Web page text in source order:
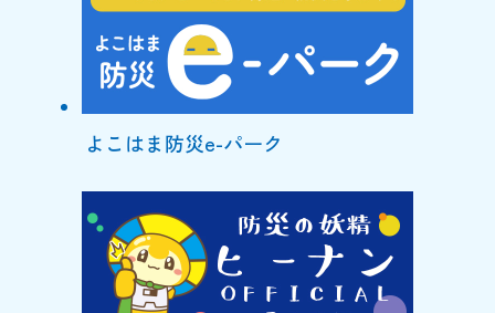
よこはま防災e-パーク